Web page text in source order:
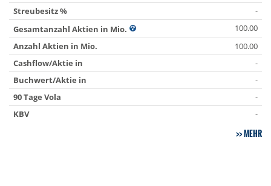
Streubesitz %
-
Gesamtanzahl Aktien in Mio.
100.00
Anzahl Aktien in Mio.
100.00
Cashflow/Aktie in
-
Buchwert/Aktie in
-
90 Tage Vola
-
KBV
-
MEHR